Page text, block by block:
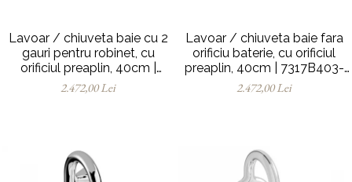
Lavoar / chiuveta baie cu 2
gauri pentru robinet, cu
orificiul preaplin, 40cm |
7317B403-1740
2.472,00 Lei
Lavoar / chiuveta baie fara
orificiu baterie, cu orificiul
preaplin, 40cm | 7317B403-
0012
2.472,00 Lei